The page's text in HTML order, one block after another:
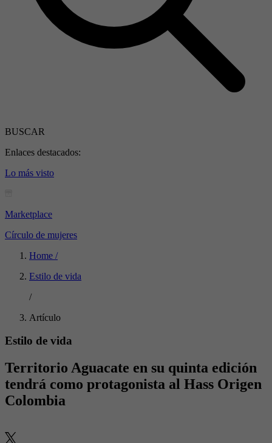
BUSCAR
Enlaces destacados:
Lo más visto
Marketplace
Círculo de mujeres
Home /
Estilo de vida
/
Artículo
Estilo de vida
Territorio Aguacate en su quinta edición
tendrá como protagonista al Hass Origen
Colombia